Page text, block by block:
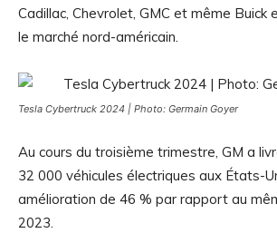
Cadillac, Chevrolet, GMC et même Buick
le marché nord-américain.
Tesla Cybertruck 2024 | Photo: Germain Goyer
Au cours du troisième trimestre, GM a
32 000 véhicules électriques aux États-
amélioration de 46 % par rapport au
2023.